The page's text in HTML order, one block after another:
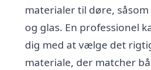
materialer til døre,
og glas. En professionel
dig med at vælge det
materiale, der matcher